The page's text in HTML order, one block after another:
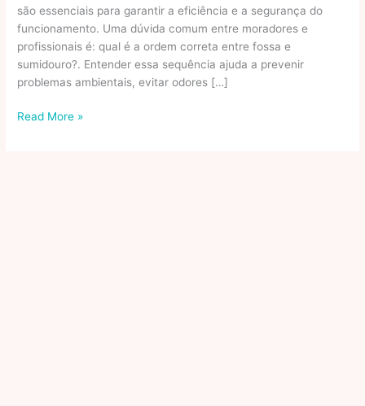
são essenciais para garantir a eficiência e a segurança do
funcionamento. Uma dúvida comum entre moradores e
profissionais é: qual é a ordem correta entre fossa e
sumidouro?. Entender essa sequência ajuda a prevenir
problemas ambientais, evitar odores […]
Qual
Read More »